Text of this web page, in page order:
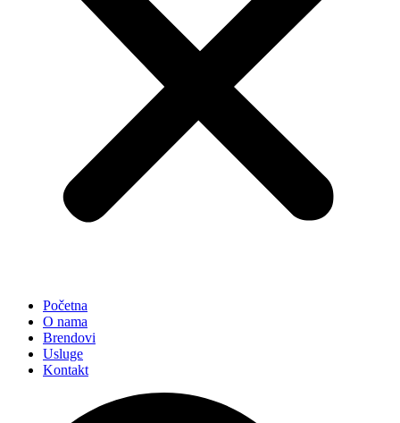
Početna
O nama
Brendovi
Usluge
Kontakt